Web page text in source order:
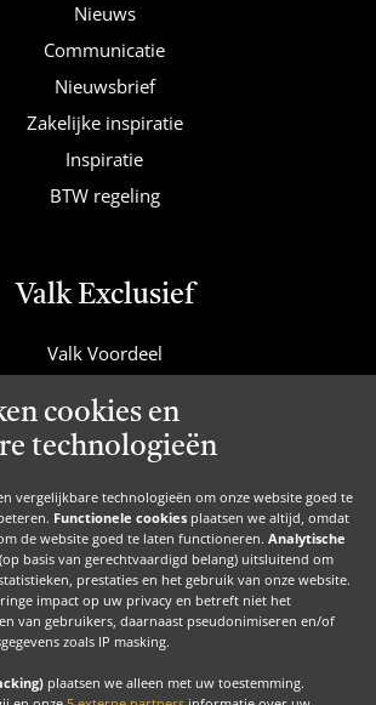
cookies en
technologieën
vergelijkbare technologieën om onze website goed te
Functionele cookies plaatsen we altijd, omdat
de website goed te laten functioneren. Analytische
basis van gerechtvaardigd belang) uitsluitend om
prestaties en het gebruik van onze website.
impact op uw privacy en betreft niet het
van gebruikers, daarnaast pseudonimiseren en/of
zoals IP masking.
plaatsen we alleen met uw toestemming.
Nieuws
Communicatie
Nieuwsbrief
Zakelijke inspiratie
Inspiratie
BTW regeling
Valk Exclusief
Valk Voordeel
Valk Suites
Valk Jobs
Exclusief Membership
Valk Voor Thuis
Valk Exclusief Zakelijk
MVO
Contact